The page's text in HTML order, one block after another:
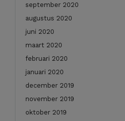
september 2020
augustus 2020
juni 2020
maart 2020
februari 2020
januari 2020
december 2019
november 2019
oktober 2019